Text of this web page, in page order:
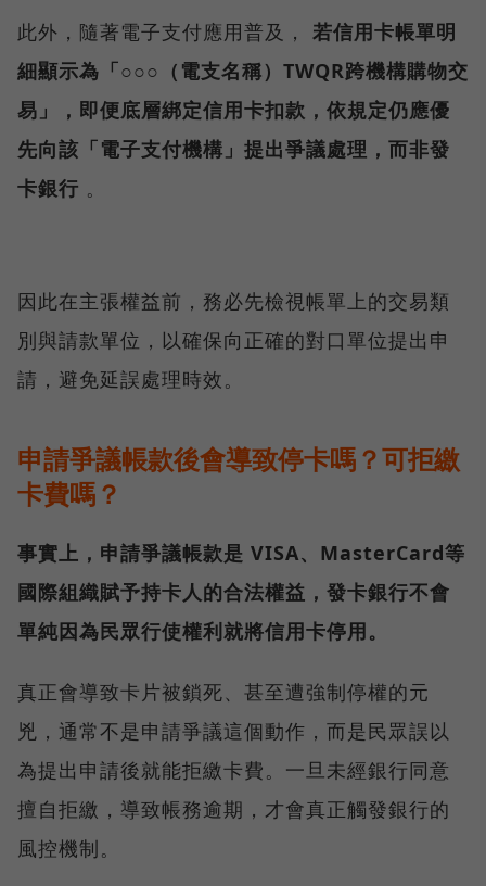
此外，隨著電子支付應用普及， 若信用卡帳單明
細顯示為「○○○（電支名稱）TWQR跨機構購物交
易」，即便底層綁定信用卡扣款，依規定仍應優
先向該「電子支付機構」提出爭議處理，而非發
卡銀行 。
因此在主張權益前，務必先檢視帳單上的交易類
別與請款單位，以確保向正確的對口單位提出申
請，避免延誤處理時效。
申請爭議帳款後會導致停卡嗎？可拒繳
卡費嗎？
事實上，申請爭議帳款是 VISA、MasterCard等
國際組織賦予持卡人的合法權益，發卡銀行不會
單純因為民眾行使權利就將信用卡停用。
真正會導致卡片被鎖死、甚至遭強制停權的元
兇，通常不是申請爭議這個動作，而是民眾誤以
為提出申請後就能拒繳卡費。一旦未經銀行同意
擅自拒繳，導致帳務逾期，才會真正觸發銀行的
風控機制。